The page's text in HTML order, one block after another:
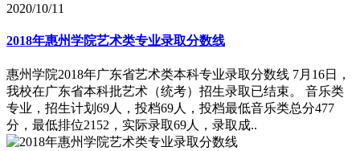
2020/10/11
2018年惠州学院艺术类专业录取分数线
惠州学院2018年广东省艺术类本科专业录取分数线 7月16日，
我校在广东省本科批艺术（统考）招生录取已结束。 音乐类
专业，招生计划69人，投档69人，投档最低音乐类总分477
分，最低排位2152，实际录取69人，录取成..